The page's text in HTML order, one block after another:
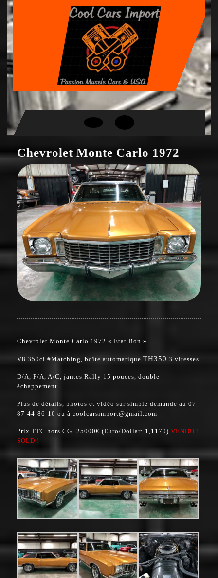
Skip
to
content
Open
Chevrolet Monte Carlo 1972
Chevrolet Monte Carlo 1972 « Etat Bon »
V8 350ci #Matching, boîte automatique TH350 3 vitesses
D/A, F/A, A/C, jantes Rally 15 pouces, double
échappement
Plus de détails, photos et vidéo sur simple demande au 07-
87-44-86-10 ou à coolcarsimport@gmail.com
Prix TTC hors CG: 25000€ (Euro/Dollar: 1,1170) VENDU !
SOLD !